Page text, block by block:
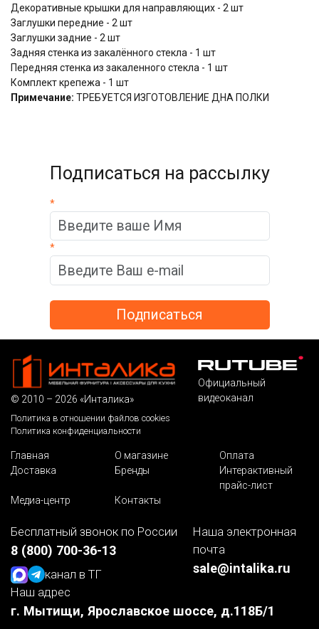
Декоративные крышки для направляющих - 2 шт
Заглушки передние - 2 шт
Заглушки задние - 2 шт
Задняя стенка из закалённого стекла - 1 шт
Передняя стенка из закаленного стекла - 1 шт
Комплект крепежа - 1 шт
Примечание: ТРЕБУЕТСЯ ИЗГОТОВЛЕНИЕ ДНА ПОЛКИ
Подписаться на рассылку
*
*
© 2010 – 2026 «Инталика»
Политика в отношении файлов cookies
Политика конфиденциальности
Официальный
видеоканал
Главная О магазине
Оплата
Доставка
Бренды
Интерактивный
прайс-лист
Медиа-центр
Контакты
Бесплатный звонок по России
8 (800) 700-36-13
канал в ТГ
Наша электронная
почта
sale@intalika.ru
Наш адрес
г. Мытищи, Ярославское шоссе, д.118Б/1